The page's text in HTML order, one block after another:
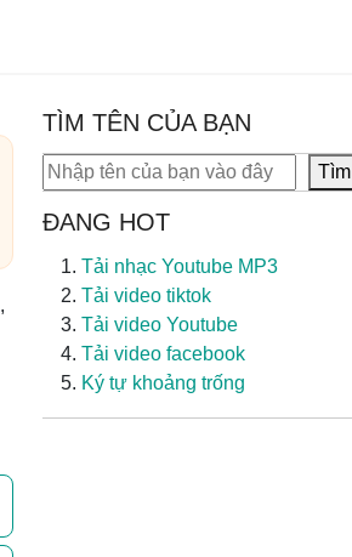
,
TÌM TÊN CỦA BẠN
Tìm kiếm Tìm
ĐANG HOT
Tải nhạc Youtube MP3
Tải video tiktok
Tải video Youtube
Tải video facebook
Ký tự khoảng trống